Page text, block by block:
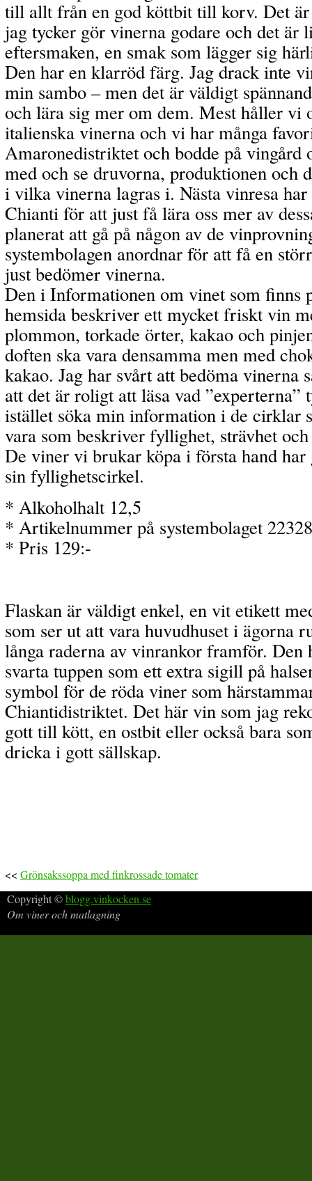
till allt från en god köttbit till korv. Det
jag tycker gör vinerna godare och det är
eftersmaken, en smak som lägger sig
Den har en klarröd färg. Jag drack inte
min sambo – men det är väldigt
och lära sig mer om dem. Mest håller vi
italienska vinerna och vi har många
Amaronedistriktet och bodde på vingård
med och se druvorna, produktionen och
i vilka vinerna lagras i. Nästa vinresa
Chianti för att just få lära oss mer av
planerat att gå på någon av de
systembolagen anordnar för att få en
just bedömer vinerna.
Den i Informationen om vinet som finns
hemsida beskriver ett mycket friskt vin
plommon, torkade örter, kakao och
doften ska vara densamma men med
kakao. Jag har svårt att bedöma vinerna
att det är roligt att läsa vad ”experterna”
istället söka min information i de cirklar
vara som beskriver fyllighet, strävhet
De viner vi brukar köpa i första hand
sin fyllighetscirkel.
* Alkoholhalt 12,5
* Artikelnummer på systembolaget 22328
* Pris 129:-
Flaskan är väldigt enkel, en vit etikett
som ser ut att vara huvudhuset i ägorna
långa raderna av vinrankor framför. Den
svarta tuppen som ett extra sigill på
symbol för de röda viner som
Chiantidistriktet. Det här vin som jag
gott till kött, en ostbit eller också bara
dricka i gott sällskap.
<< Grönsakssoppa med finkrossade tomater
Copyright ©blogg.vinkocken.se
Om viner och matlagning